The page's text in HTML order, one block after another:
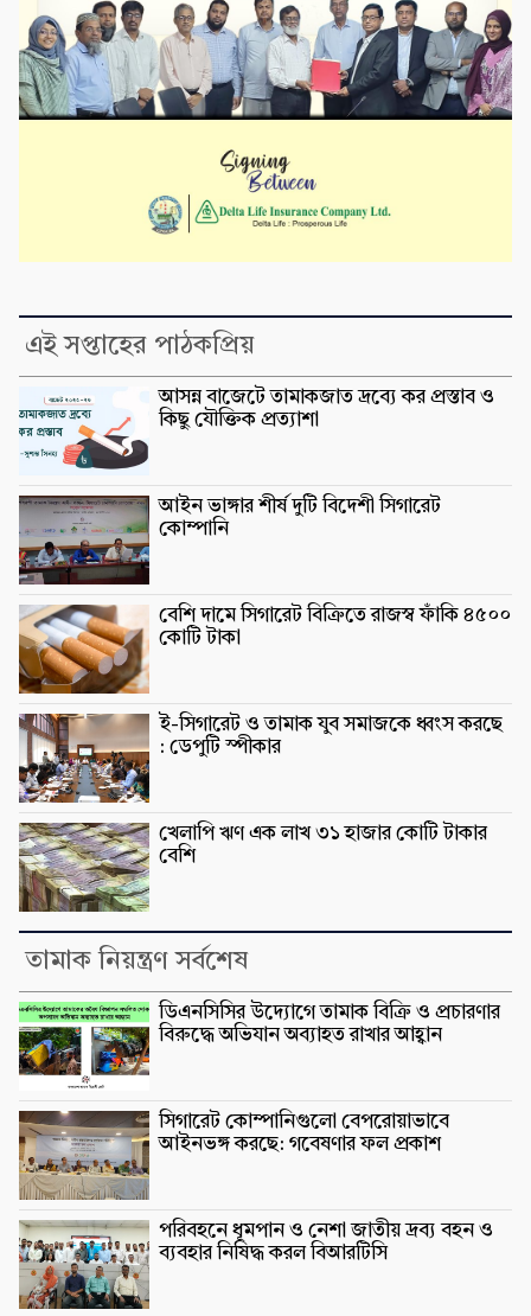
এই সপ্তাহের পাঠকপ্রিয়
আসন্ন বাজেটে তামাকজাত দ্রব্যে কর প্রস্তাব ও
কিছু যৌক্তিক প্রত্যাশা
আইন ভাঙ্গার শীর্ষ দুটি বিদেশী সিগারেট
কোম্পানি
বেশি দামে সিগারেট বিক্রিতে রাজস্ব ফাঁকি ৪৫০০
কোটি টাকা
ই-সিগারেট ও তামাক যুব সমাজকে ধ্বংস করছে
: ডেপুটি স্পীকার
খেলাপি ঋণ এক লাখ ৩১ হাজার কোটি টাকার
বেশি
তামাক নিয়ন্ত্রণ সর্বশেষ
ডিএনসিসির উদ্যোগে তামাক বিক্রি ও প্রচারণার
বিরুদ্ধে অভিযান অব্যাহত রাখার আহ্বান
সিগারেট কোম্পানিগুলো বেপরোয়াভাবে
আইনভঙ্গ করছে: গবেষণার ফল প্রকাশ
পরিবহনে ধূমপান ও নেশা জাতীয় দ্রব্য বহন ও
ব্যবহার নিষিদ্ধ করল বিআরটিসি